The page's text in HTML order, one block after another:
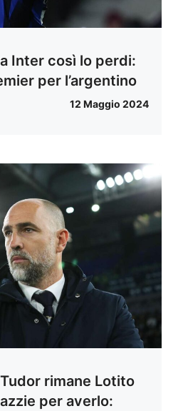
Inter così lo perdi:
per l’argentino
12 Maggio 2024
rimane Lotito
per averlo: